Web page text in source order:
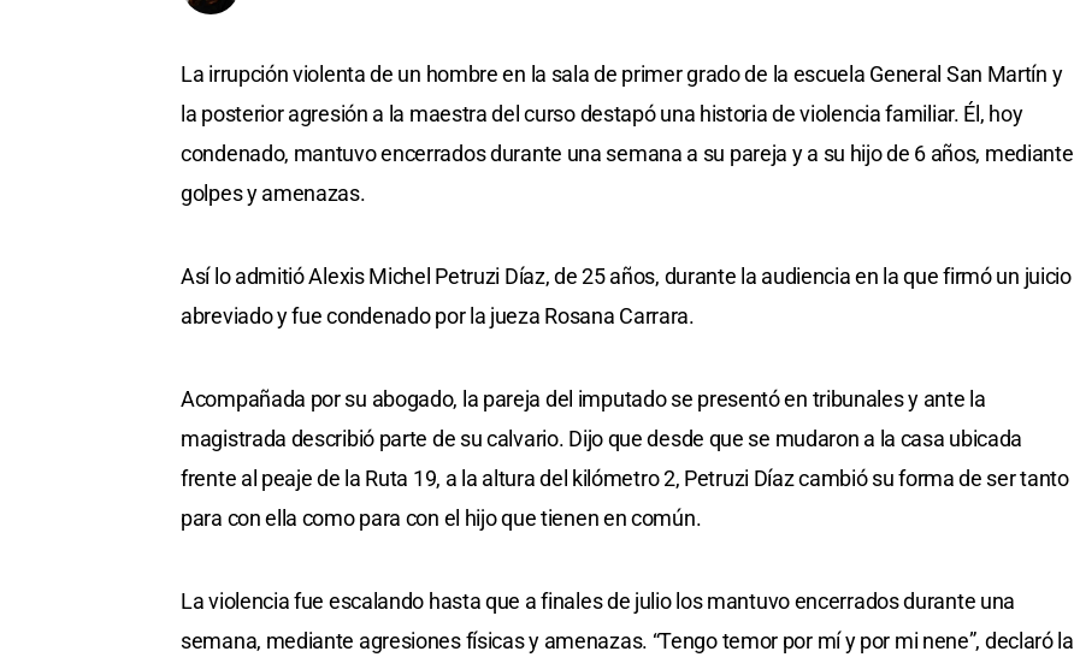
La irrupción violenta de un hombre en la sala de primer grado de la escuela General San Martín y
la posterior agresión a la maestra del curso destapó una historia de violencia familiar. Él, hoy
condenado, mantuvo encerrados durante una semana a su pareja y a su hijo de 6 años, mediante
golpes y amenazas.
Así lo admitió Alexis Michel Petruzi Díaz, de 25 años, durante la audiencia en la que firmó un juicio
abreviado y fue condenado por la jueza Rosana Carrara.
Acompañada por su abogado, la pareja del imputado se presentó en tribunales y ante la
magistrada describió parte de su calvario. Dijo que desde que se mudaron a la casa ubicada
frente al peaje de la Ruta 19, a la altura del kilómetro 2, Petruzi Díaz cambió su forma de ser tanto
para con ella como para con el hijo que tienen en común.
La violencia fue escalando hasta que a finales de julio los mantuvo encerrados durante una
semana, mediante agresiones físicas y amenazas. “Tengo temor por mí y por mi nene”, declaró la